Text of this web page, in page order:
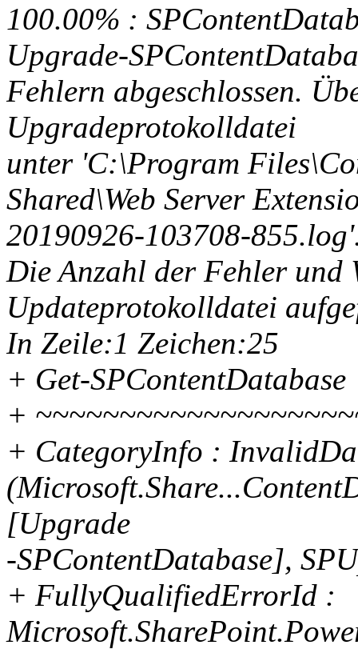
100.00% :
Upgrade-
Fehlern abgeschlossen.
Upgradeprotokolldatei
unter 'C:\Program
Shared\Web Server
20190926-103708-
Die Anzahl der Fehler und
Updateprotokolldatei
In Zeile:1 Zeichen:25
+ Get-
+
+ CategoryInfo :
[Upgrade
-SPContentDatabase],
+ FullyQualifiedErrorId :